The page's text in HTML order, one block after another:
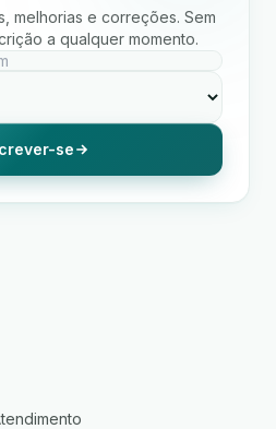
melhorias e correções. Sem
a qualquer momento.
se